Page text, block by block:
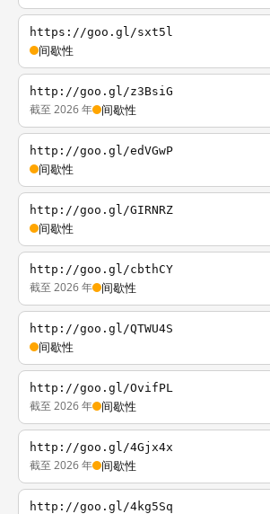
https://goo.gl/sxt5l
间歇性
http://goo.gl/z3BsiG
截至 2026 年 间歇性
http://goo.gl/edVGwP
间歇性
http://goo.gl/GIRNRZ
间歇性
http://goo.gl/cbthCY
截至 2026 年 间歇性
http://goo.gl/QTWU4S
间歇性
http://goo.gl/OvifPL
截至 2026 年 间歇性
http://goo.gl/4Gjx4x
截至 2026 年 间歇性
http://goo.gl/4kg5Sq